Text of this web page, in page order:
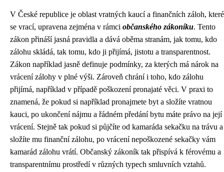
V České republice je oblast vratných kaucí a finančních záloh, které
se vrací, upravena zejména v rámci občanského zákoníku. Tento
zákon přináší jasná pravidla a dává oběma stranám, jak tomu, kdo
zálohu skládá, tak tomu, kdo ji přijímá, jistotu a transparentnost.
Zákon například jasně definuje podmínky, za kterých má nárok na
vrácení zálohy v plné výši. Zároveň chrání i toho, kdo zálohu
přijímá, například v případě poškození pronajaté věci. V praxi to
znamená, že pokud si například pronajmete byt a složíte vratnou
kauci, po ukončení nájmu a řádném předání bytu máte právo na její
vrácení. Stejně tak pokud si půjčíte od kamaráda sekačku na trávu a
složíte mu finanční zálohu, po vrácení nepoškozené sekačky vám
kamarád zálohu vrátí. Občanský zákoník tak přispívá k férovému a
transparentnímu prostředí v různých typech smluvních vztahů.